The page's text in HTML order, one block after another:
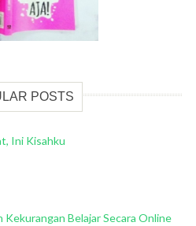
POSTS
Ini Kisahku
Kekurangan Belajar Secara Online